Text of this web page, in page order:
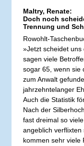
Maltry, Renate:
Doch noch
Trennung und
Rowohlt-
»Jetzt scheidet
sagen viele
sogar 65, wenn sie
zum Anwalt
jahrzehntelanger
Auch die Statistik
Nach der
fast dreimal so
angeblich verflixten
kommen sehr viele